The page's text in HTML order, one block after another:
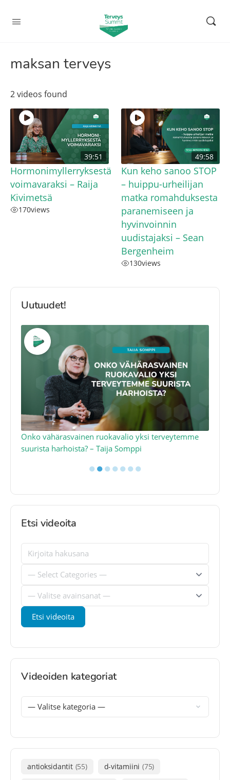
maksan terveys
2 videos found
39:51
Hormonimyllerryksestä
voimavaraksi – Raija
Kivimetsä
170views
49:58
Kun keho sanoo STOP
– huippu-urheilijan
matka romahduksesta
paranemiseen ja
hyvinvoinnin
uudistajaksi – Sean
Bergenheim
130views
Uutuudet!
Onko vähärasvainen ruokavalio yksi terveytemme
suurista harhoista? – Taija Somppi
●●●●●●●
Etsi videoita
Videoiden kategoriat
antioksidantit (55) d-vitamiini (75)